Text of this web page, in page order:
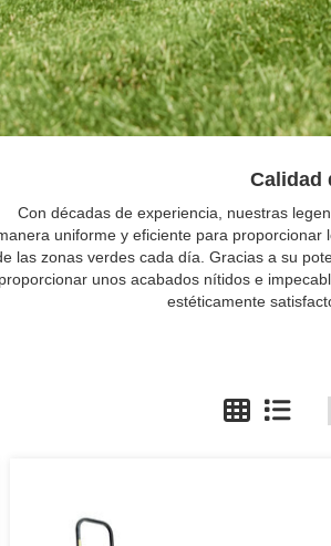
Calidad
Con décadas de experiencia, nuestras
uniforme y eficiente para
las zonas verdes cada día. Gracias a su
proporcionar unos acabados nítidos e
estéticamente